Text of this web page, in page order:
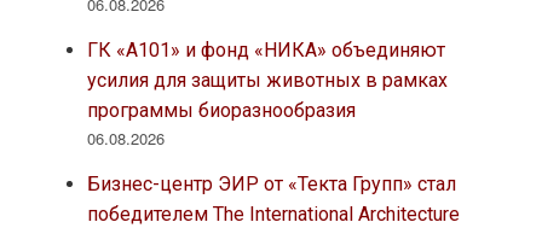
ГК «А101» и фонд «НИКА» объединяют
усилия для защиты животных в рамках
программы биоразнообразия
06.08.2026
Бизнес-центр ЭИР от «Текта Групп» стал
победителем The International Architecture